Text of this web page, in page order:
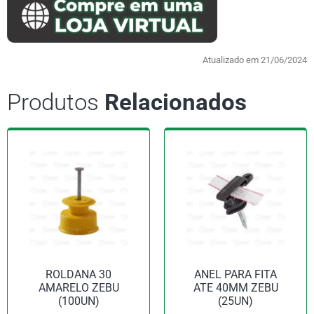
Atualizado em 21/06/2024
Produtos Relacionados
ROLDANA 30
AMARELO ZEBU
(100UN)
ANEL PARA FITA
ATE 40MM ZEBU
(25UN)